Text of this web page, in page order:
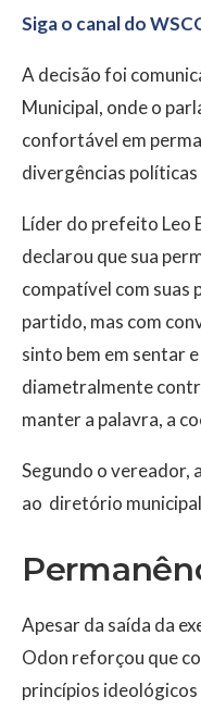
Siga o canal do
A decisão foi
Municipal, onde o
confortável em
divergências
Líder do prefeito Leo
declarou que sua
compatível com suas
partido, mas com
sinto bem em sentar
diametralmente
manter a palavra, a
Segundo o vereador,
ao diretório
Apesar da saída da
Odon reforçou que
princípios